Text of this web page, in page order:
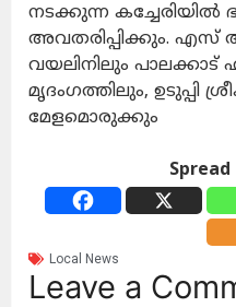
നടക്കുന്ന കച്ചേരിയിൽ
അവതരിപ്പിക്കും. എസ്
വയലിനിലും
മൃദംഗത്തിലും, ഉടുപ്പി
മേളമൊരുക്കും
Local News
Leave a